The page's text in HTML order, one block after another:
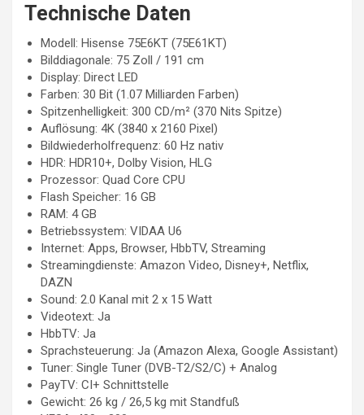
Technische Daten
Modell: Hisense 75E6KT (75E61KT)
Bilddiagonale: 75 Zoll / 191 cm
Display: Direct LED
Farben: 30 Bit (1.07 Milliarden Farben)
Spitzenhelligkeit: 300 CD/m² (370 Nits Spitze)
Auflösung: 4K (3840 x 2160 Pixel)
Bildwiederholfrequenz: 60 Hz nativ
HDR: HDR10+, Dolby Vision, HLG
Prozessor: Quad Core CPU
Flash Speicher: 16 GB
RAM: 4 GB
Betriebssystem: VIDAA U6
Internet: Apps, Browser, HbbTV, Streaming
Streamingdienste: Amazon Video, Disney+, Netflix,
DAZN
Sound: 2.0 Kanal mit 2 x 15 Watt
Videotext: Ja
HbbTV: Ja
Sprachsteuerung: Ja (Amazon Alexa, Google Assistant)
Tuner: Single Tuner (DVB-T2/S2/C) + Analog
PayTV: CI+ Schnittstelle
Gewicht: 26 kg / 26,5 kg mit Standfuß